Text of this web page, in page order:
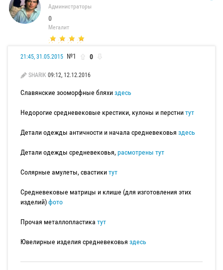
Администраторы
0
Мегалит
21:45, 31.05.2015 №1 0
SHARIK 09:12, 12.12.2016
Славянские зооморфные бляхиздесь
Недорогие средневековые крестики, кулоны и перстнитут
Детали одежды античности и начала средневековья здесь
Детали одежды средневековья,расмотрены тут
Солярные амулеты, свастикитут
Средневековые матрицы и клише (для изготовления этих
изделий)фото
Прочая металлопластика тут
Ювелирные изделия средневековья здесь